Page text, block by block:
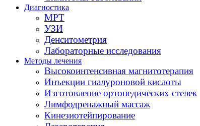
Диагностика
МРТ
УЗИ
Денситометрия
Лабораторные исследования
Методы лечения
Высокоинтенсивная магнитотерапия
Инъекции гиалуроновой кислоты
Изготовление ортопедических стелек
Лимфодренажный массаж
Кинезиотейпирование